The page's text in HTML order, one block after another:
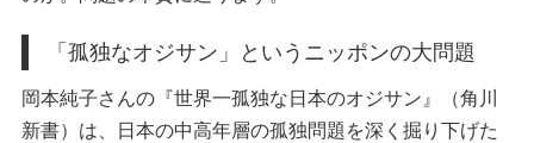
「孤独なオジサン」というニッポンの大問題
岡本純子さんの『世界一孤独な日本のオジサン』（角川
新書）は、日本の中高年層の孤独問題を深く掘り下げた